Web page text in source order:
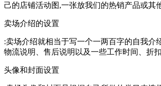
己的店铺活动图,一张放我们的热销产品或其
卖场介绍的设置
:卖场介绍就相当于写一个一两百字的自我
物流说明、售后说明以及一些工作时间、折
头像和封面设置